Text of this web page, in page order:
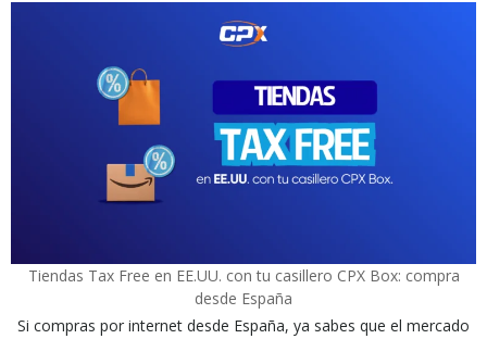
Tiendas Tax Free en EE.UU. con tu casillero CPX Box: compra
desde España
Si compras por internet desde España, ya sabes que el mercado